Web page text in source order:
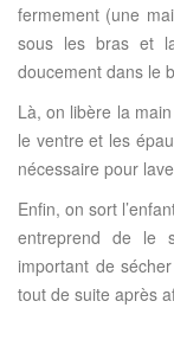
fermement (une
sous les bras et
doucement dans le
Là, on libère la
le ventre et les
nécessaire pour
Enfin, on sort
entreprend de le
important de
tout de suite après